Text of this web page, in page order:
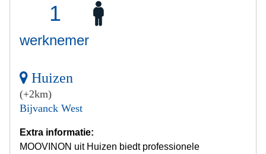
1
werknemer
Huizen
(+2km)
Bijvanck West
Extra informatie:
MOOVINON uit Huizen biedt professionele